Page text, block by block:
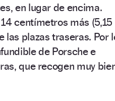
en lugar de encima.
centímetros más (5,15
las plazas traseras. Por
de Porsche e
que recogen muy